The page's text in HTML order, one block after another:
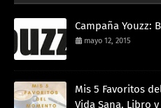
Campaña Youzz:
mayo 12, 2015
Mis 5 Favoritos
Vida Sana, Libro